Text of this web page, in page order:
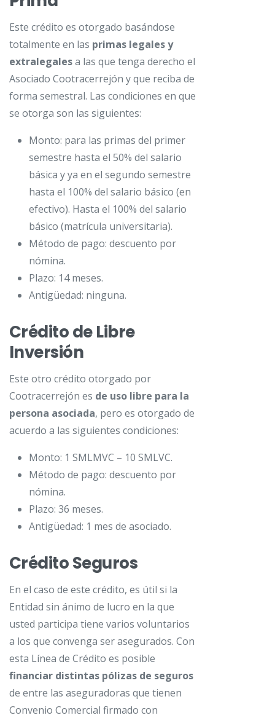
Este crédito es otorgado basándose
totalmente en las primas legales y
extralegalesa las que tenga derecho el
Asociado Cootracerrejón y que reciba de
forma semestral. Las condiciones en que
se otorga son las siguientes:
Monto: para las primas del primer
semestre hasta el 50% del salario
básica y ya en el segundo semestre
hasta el 100% del salario básico (en
efectivo). Hasta el 100% del salario
básico (matrícula universitaria).
Método de pago: descuento por
nómina.
Plazo: 14 meses.
Antigüedad: ninguna.
Crédito de Libre
Inversión
Este otro crédito otorgado por
Cootracerrejón es de uso libre para la
persona asociada, pero es otorgado de
acuerdo a las siguientes condiciones:
Monto: 1 SMLMVC – 10 SMLVC.
Método de pago: descuento por
nómina.
Plazo: 36 meses.
Antigüedad: 1 mes de asociado.
Crédito Seguros
En el caso de este crédito, es útil si la
Entidad sin ánimo de lucro en la que
usted participa tiene varios voluntarios
a los que convenga ser asegurados. Con
esta Línea de Crédito es posible
financiar distintas pólizas de seguros
de entre las aseguradoras que tienen
Convenio Comercial firmado con